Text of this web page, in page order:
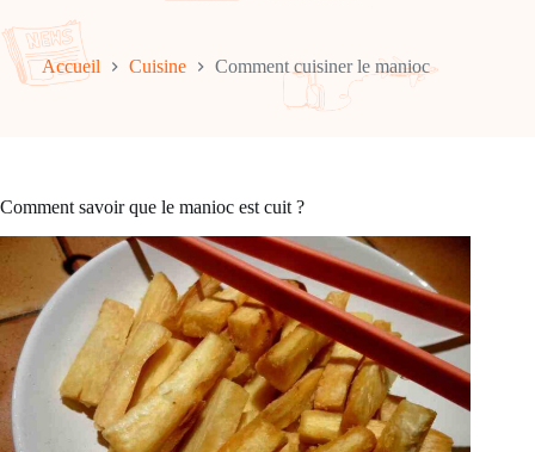
Accueil Cuisine Comment cuisiner le manioc
Comment savoir que le manioc est cuit ?